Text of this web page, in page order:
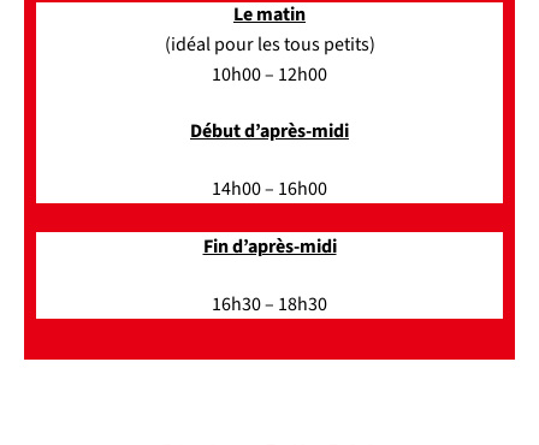
Le matin
(idéal pour les tous petits)
10h00 – 12h00
Début d’après-midi
14h00 – 16h00
Fin d’après-midi
16h30 – 18h30